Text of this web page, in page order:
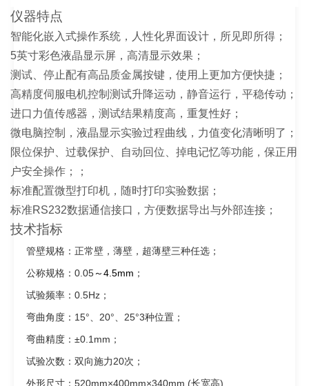
仪器特点
智能化嵌入式操作系统，人性化界面设计，所见即所得；
5英寸彩色液晶显示屏，高清显示效果；
测试、停止配有高品质金属按键，使用上更加方便快捷；
高精度伺服电机控制测试升降运动，静音运行，平稳传动；
进口力值传感器，测试结果精度高，重复性好；
微电脑控制，液晶显示实验过程曲线，力值变化清晰明了；
限位保护、过载保护、自动回位、掉电记忆等功能，保正用
户安全操作；；
标准配置微型打印机，随时打印实验数据；
标准RS232数据通信接口，方便数据导出与外部连接；
技术指标
管壁规格：正常壁，薄壁，超薄壁三种任选；
公称规格： 0.05～4.5mm ；
试验频率： 0.5Hz；
弯曲角度： 15°、 20°、 25°3种位置；
弯曲精度：±0.1mm ；
试验次数：双向施力20次；
外形尺寸： 520mm×400mm×340mm (长宽高)